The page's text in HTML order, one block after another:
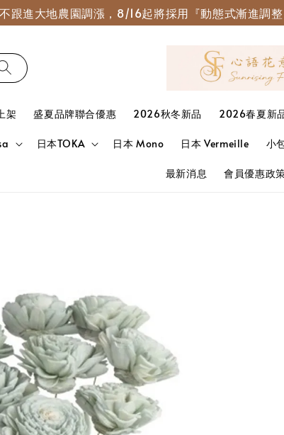
跟進大地農園調漲，8/16起將採用『動態式漸進調
架 盛夏品牌聯合優惠 2026秋冬新品 2026春夏新
日本TOKA 日本 Mono 日本 Vermeille 小
最新消息 會員優惠政